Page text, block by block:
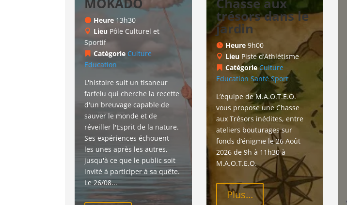
Heure 13h30
Lieu Pôle Culturel et
Sportif
Catégorie Culture
Education
L'histoire suit un tisaneur
farfelu qui cherche la recette
d'un breuvage capable de
sauver le monde et de
réveiller l'Esprit de la nature.
Ses expériences échouent
les unes après les autres,
jusqu'à ce que le public soit
invité à participer à sa quête.
Le 26/08...
trésors dans le
jardin
Heure 9h00
Lieu Piste d’Athlétisme
CatégorieCulture
Education Santé Sport
L’équipe de M.A.O.T.E.O.
vous propose une Chasse
aux Trésors inédites, entre
ateliers bouturages sur
fonds d’énigme le 26 Août
2026 de 9h à 11h30 à
M.A.O.T.E.O.
Plus...